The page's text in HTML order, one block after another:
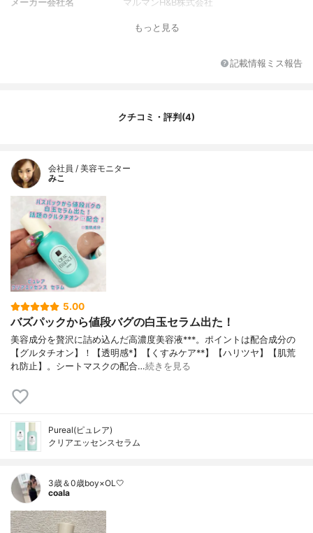
メーカー会社名 マルマンH&B株式会社
もっと見る
記載情報ミス報告
クチコミ・評判(4)
会社員 / 美容モニター
みこ
5.00
バズパックから値段バグの白玉セラム出た！
美容成分を贅沢に詰め込んだ高濃度美容液***。ポイントは配合成分の
【グルタチオン】！【透明感*】【くすみケア**】【ハリツヤ】【肌荒
れ防止】。シートマスクの配合…続きを見る
Pureal(ピュレア)
クリアエッセンスセラム
3歳＆0歳boy×OL🤍
coala